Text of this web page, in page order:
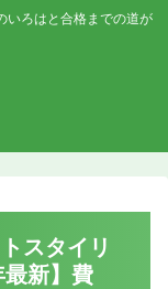
いろはと合格までの道が
スタイリ
最新】費